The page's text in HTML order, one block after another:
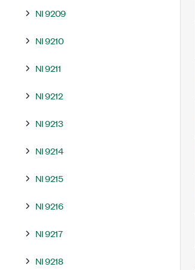
NI 9209
NI 9210
NI 9211
NI 9212
NI 9213
NI 9214
NI 9215
NI 9216
NI 9217
NI 9218